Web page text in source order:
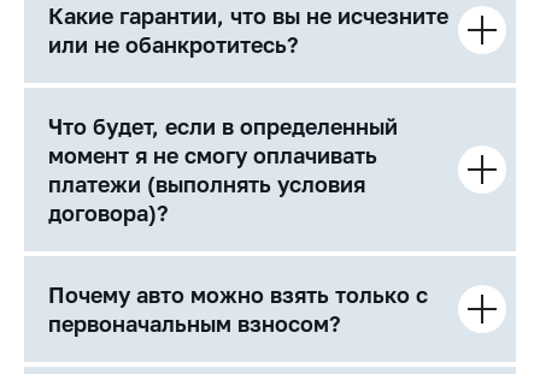
Какие гарантии, что вы не исчезните
или не обанкротитесь?
Что будет, если в определенный
момент я не смогу оплачивать
платежи (выполнять условия
договора)?
Почему авто можно взять только с
первоначальным взносом?